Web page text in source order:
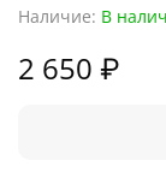
Наличие: В
2 650 ₽